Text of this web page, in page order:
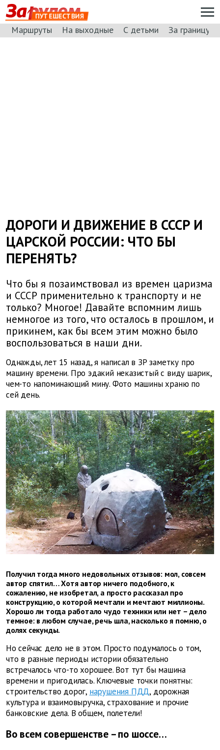
ПУТЕШЕСТВИЯ
Маршруты На выходные С детьми За границу
ДОРОГИ И ДВИЖЕНИЕ В СССР И
ЦАРСКОЙ РОССИИ: ЧТО БЫ
ПЕРЕНЯТЬ?
Что бы я позаимствовал из времен царизма
и СССР применительно к транспорту и не
только? Многое! Давайте вспомним лишь
немногое из того, что осталось в прошлом, и
прикинем, как бы всем этим можно было
воспользоваться в наши дни.
Однажды, лет 15 назад, я написал в ЗР заметку про
машину времени. Про эдакий неказистый с виду шарик,
чем-то напоминающий мину. Фото машины храню по
сей день.
Получил тогда много недовольных отзывов: мол, совсем
автор спятил… Хотя автор ничего подобного, к
сожалению, не изобретал, а просто рассказал про
конструкцию, о которой мечтали и мечтают миллионы.
Хорошо ли тогда работало чудо техники или нет – дело
темное: в любом случае, речь шла, насколько я помню, о
долях секунды.
Но сейчас дело не в этом. Просто подумалось о том,
что в разные периоды истории обязательно
встречалось что-то хорошее. Вот тут бы машина
времени и пригодилась. Ключевые точки понятны:
строительство дорог, нарушения ПДД, дорожная
культура и взаимовыручка, страхование и прочие
банковские дела. В общем, полетели!
Во всем совершенстве – по шоссе…